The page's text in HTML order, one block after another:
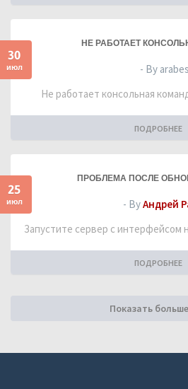
30
июл
НЕ РАБОТАЕТ
- By
Не работает консольная
ПОДРОБНЕЕ
25
июл
ПРОБЛЕМА ПОСЛЕ
- ByАндрей
Запустите сервер с
ПОДРОБНЕЕ
Показать